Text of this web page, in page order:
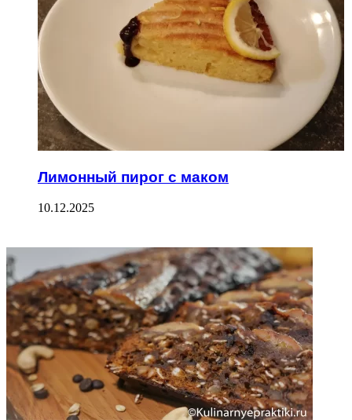
Лимонный пирог с маком
10.12.2025